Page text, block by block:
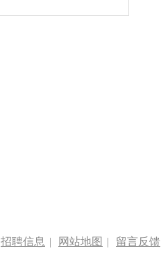
招聘信息 | 网站地图 | 留言反馈